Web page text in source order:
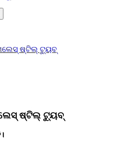
ଷ୍ଟିଲ୍ ଟ୍ୟୁବ୍
ଷ୍ଟିଲ୍ ଟ୍ୟୁବ୍